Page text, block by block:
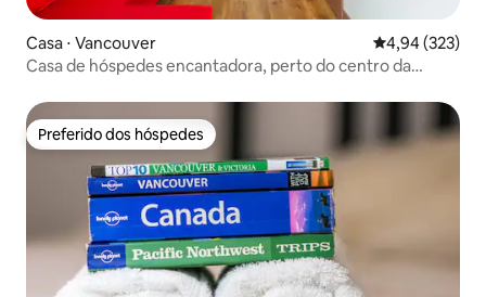
Casa ⋅ Vancouver 4,94 de uma
4,94 (323)
Casa de hóspedes encantadora, perto do centro da
Preferido dos hóspedes
Preferido dos hóspedes